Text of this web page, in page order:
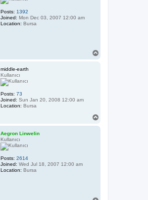
Posts: 1392
Joined: Mon Dec 03, 2007 12:00 am
Location: Bursa
middle-earth
Kullanıcı
Posts: 73
Joined: Sun Jan 20, 2008 12:00 am
Location: Bursa
Aegron Linwelin
Kullanıcı
Posts: 2614
Joined: Wed Jul 18, 2007 12:00 am
Location: Bursa